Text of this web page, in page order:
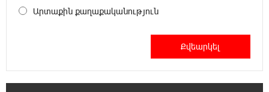
Ռուսաստանի հետ խնդիրները պետք է
լուծել դիվանագիտական ճանապարհով․
Արտաքին քաղաքականություն